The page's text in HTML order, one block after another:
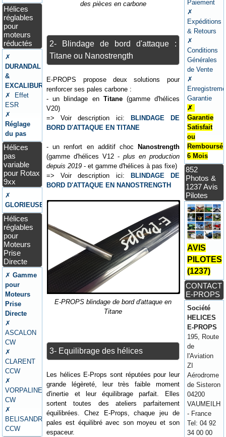
Hélices
réglables
pour
moteurs
réductés
✗
DURANDAL
&
EXCALIBUR
✗ Effet
ESR
✗
Réglage
du pas
Hélices
pas
variable
pour Rotax
9xx
✗
GLORIEUSE
Hélices
réglables
pour
Moteurs
Prise
Directe
✗Gamme
pour
Moteurs
Prise
Directe
✗
ASCALON
CW
✗
CLARENT
CCW
✗
VORPALINE
CW
✗
BELISANDRE
CCW
des pièces en carbone
2- Blindage de bord d'attaque :
Titane ou Nanostrength
E-PROPS propose deux solutions pour
renforcer ses pales carbone :
- un blindage en Titane(gamme d'hélices
V20)
=> Voir description ici: BLINDAGE DE
BORD D'ATTAQUE EN TITANE
- un renfort en additif choc Nanostrength
(gamme d'hélices V12 - plus en production
depuis 2019 - et gamme d'hélices à pas fixe)
=> Voir description ici: BLINDAGE DE
BORD D'ATTAQUE EN NANOSTRENGTH
E-PROPS blindage de bord d'attaque en
Titane
3- Equilibrage des hélices
Les hélices E-Props sont réputées pour leur
grande légèreté, leur très faible moment
d'inertie et leur équilibrage parfait. Elles
sortent toutes des ateliers parfaitement
équilibrées. Chez E-Props, chaque jeu de
pales est équilibré avec son moyeu et son
espaceur.
Paiement
✗
Expéditions
& Retours
✗
Conditions
Générales
de Vente
✗
Garantie
✗
Garantie
Satisfait
ou
Remboursé
6 Mois
852
Photos &
1237 Avis
Pilotes
AVIS
PILOTES
(1237)
CONTACT
E-PROPS
Société
HELICES
E-PROPS
195, Route
de
l'Aviation
ZI
Aérodrome
de Sisteron
04200
VAUMEILH
- France
Tel: 04 92
34 00 00